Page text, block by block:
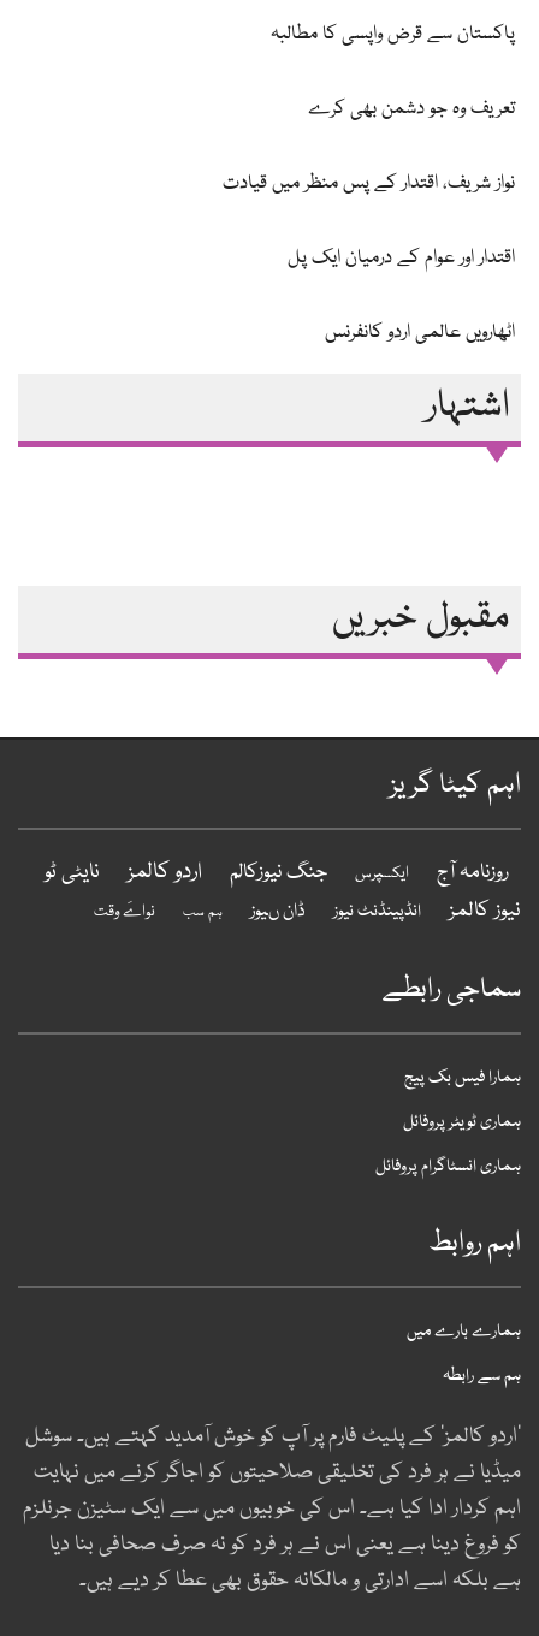
پاکستان سے قرض واپسی کا مطالبہ
تعریف وہ جو دشمن بھی کرے
نواز شریف، اقتدار کے پس منظر میں قیادت
اقتدار اور عوام کے درمیان ایک پل
اٹھارویں عالمی اردو کانفرنس
اشتہار
مقبول خبریں
اہم کیٹا گریز
روزنامہ آج ایکسپرس جنگ نیوزکالم اردو کالمز
نایٹی ٹو
نیوز کالمز
انڈپینڈنٹ نیوز ڈان ںیوز ہم سب نواےَ وقت
سماجی رابطے
ہمارا فیس بک پیج
ہماری ٹویٹر پروفائل
ہماری انسٹاگرام پروفائل
اہم روابط
ہمارے بارے میں
ہم سے رابطہ
’اردو کالمز‘ کے پلیٹ فارم پر آپ کو خوش آمدید کہتے ہیں۔ سوشل
میڈیا نے ہر فرد کی تخلیقی صلاحیتوں کو اجاگر کرنے میں نہایت
اہم کردار ادا کیا ہے۔ اس کی خوبیوں میں سے ایک سٹیزن جرنلزم
کو فروغ دینا ہے یعنی اس نے ہر فرد کو نہ صرف صحافی بنا دیا
ہے بلکہ اسے ادارتی و مالکانہ حقوق بھی عطا کر دیے ہیں۔